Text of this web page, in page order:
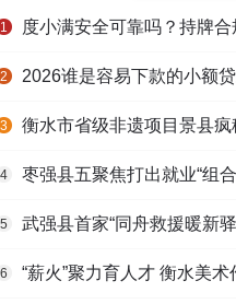
1 度小满安全可靠吗？持牌合规+透明服
2 2026谁是容易下款的小额贷款平台
3 衡水市省级非遗项目景县疯秧歌绽放华
4 枣强县五聚焦打出就业“组
5 武强县首家“同舟救援暖新驿站”揭牌
6 “薪火”聚力育人才 衡水美